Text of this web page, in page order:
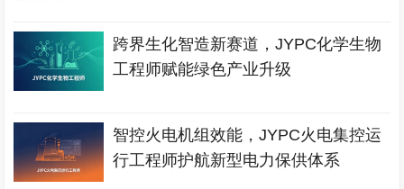
跨界生化智造新赛道，JYPC化学生物
工程师赋能绿色产业升级
智控火电机组效能，JYPC火电集控运
行工程师护航新型电力保供体系